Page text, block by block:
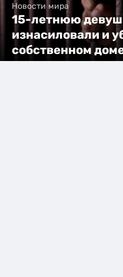
Новости мира
15-летнюю
изнасиловали и
собственном